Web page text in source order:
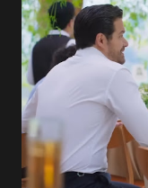
ama, o que não é
se aprimorar,
ser a primeira
universidade. Ela
muito madura para
empática. Detesta
teimosa e muito